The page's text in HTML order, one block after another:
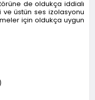
de oldukça iddialı
ve üstün ses izolasyonu
için oldukça uygun